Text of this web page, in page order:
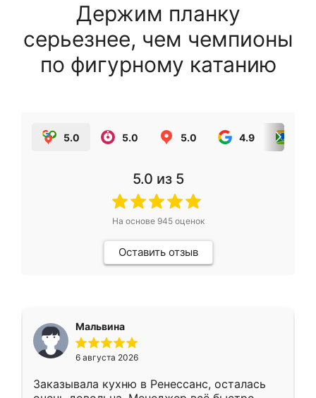
Держим планку
серьезнее, чем чемпионы
по фигурному катанию
5.0 5.0 5.0 4.9
5.0 из 5
На основе 945оценок
Оставить отзыв
Мальвина
6 августа 2026
Заказывала кухню в Ренессанс, осталась